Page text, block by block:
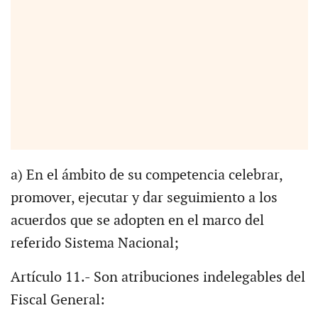
a) En el ámbito de su competencia celebrar,
promover, ejecutar y dar seguimiento a los
acuerdos que se adopten en el marco del
referido Sistema Nacional;
Artículo 11.- Son atribuciones indelegables del
Fiscal General: